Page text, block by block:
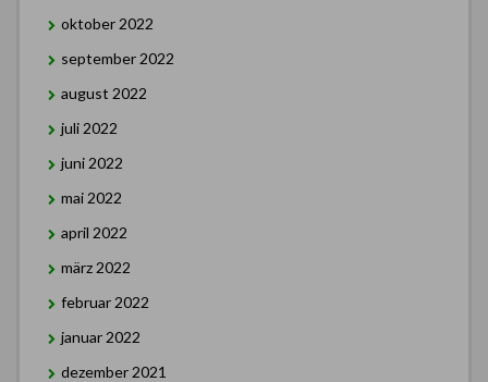
oktober 2022
september 2022
august 2022
juli 2022
juni 2022
mai 2022
april 2022
märz 2022
februar 2022
januar 2022
dezember 2021